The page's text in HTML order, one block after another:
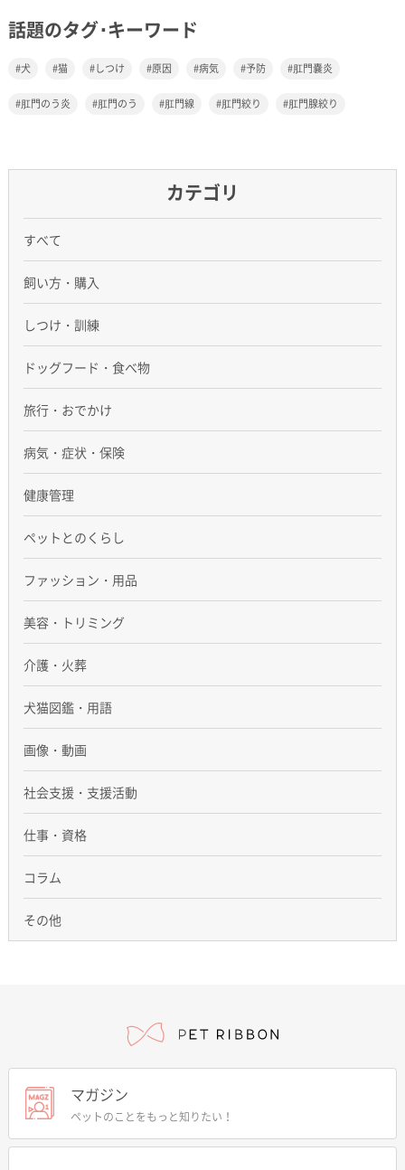
話題のタグ･キーワード
犬 猫 しつけ 原因 病気 予防 肛門嚢炎
肛門のう炎 肛門のう 肛門線 肛門絞り 肛門腺絞り
カテゴリ
すべて
飼い方・購入
しつけ・訓練
ドッグフード・食べ物
旅行・おでかけ
病気・症状・保険
健康管理
ペットとのくらし
ファッション・用品
美容・トリミング
介護・火葬
犬猫図鑑・用語
画像・動画
社会支援・支援活動
仕事・資格
コラム
その他
マガジン
ペットのことをもっと知りたい！